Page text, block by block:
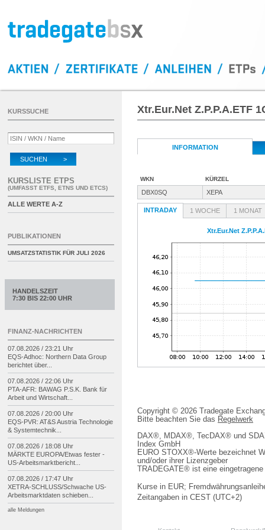
Xtr.Eur.Net Z.P.P.A.ETF
INFORMATION
WKN KÜRZEL
DBX0SQ XEPA
INTRADAY 1 WOCHE 1 MONAT
Xtr.Eur.Net
Copyright © 2026 Tradegate
Bitte beachten Sie das Regelwerk
DAX®, MDAX®, TecDAX® und
Index GmbH
EURO STOXX®-Werte bezeichnet
und/oder ihrer Lizenzgeber
TRADEGATE® ist eine
Kurse in EUR;
Zeitangaben in CEST (UTC+2)
KURSSUCHE
SUCHEN >
KURSLISTE ETPS
(UMFASST ETFS, ETNS UND ETCS)
ALLE WERTE A-Z
PUBLIKATIONEN
UMSATZSTATISTIK FÜR JULI 2026
HANDELSZEIT
7:30 BIS 22:00 UHR
FINANZ-NACHRICHTEN
07.08.2026 / 23:21 Uhr
EQS-Adhoc: Northern Data Group
berichtet über...
07.08.2026 / 22:06 Uhr
PTA-AFR: BAWAG P.S.K. Bank für
Arbeit und Wirtschaft...
07.08.2026 / 20:00 Uhr
EQS-PVR: AT&S Austria Technologie
& Systemtechnik...
07.08.2026 / 18:08 Uhr
MÄRKTE EUROPA/Etwas fester -
US-Arbeitsmarktbericht...
07.08.2026 / 17:47 Uhr
XETRA-SCHLUSS/Schwache US-
Arbeitsmarktdaten schieben...
alle Meldungen